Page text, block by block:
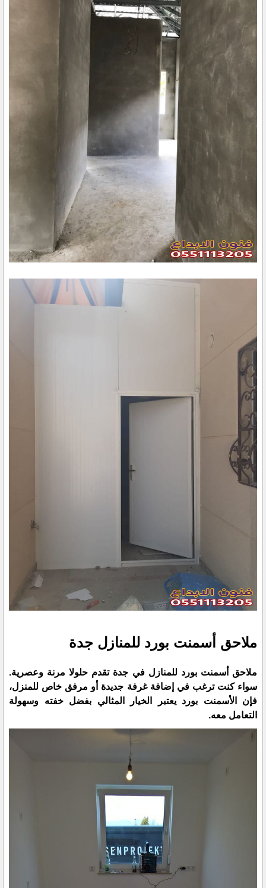
ملاحق أسمنت بورد للمنازل جدة
ملاحق أسمنت بورد للمنازل في جدة تقدم حلولا مرنة وعصرية.
سواء كنت ترغب في إضافة غرفة جديدة أو مرفق خاص للمنزل،
فإن الأسمنت بورد يعتبر الخيار المثالي بفضل خفته وسهولة
التعامل معه.